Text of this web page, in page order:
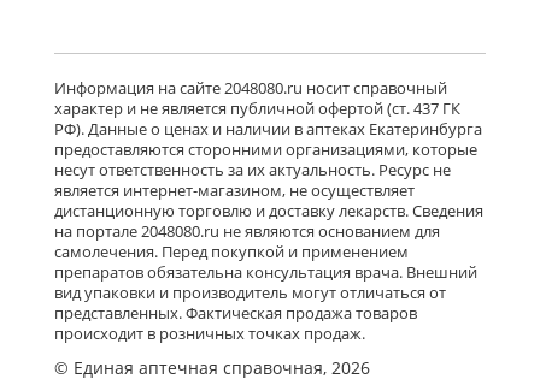
Гленцет (таблетки покрытые
пленочной оболочкой 5 мг N10)
Гленмарк Дженерикс Лимитед -
Индия
Нет в аптеках города
Гленцет (таблетки покрытые
пленочной оболочкой 5 мг N14)
Гленмарк Дженерикс Лимитед -
Индия
Нет в аптеках города
Информация на сайте 2048080.ru носит справочный
характер и не является публичной офертой (ст. 437 ГК
РФ). Данные о ценах и наличии в аптеках Екатеринбурга
предоставляются сторонними организациями, которые
несут ответственность за их актуальность. Ресурс не
является интернет-магазином, не осуществляет
дистанционную торговлю и доставку лекарств. Сведения
на портале 2048080.ru не являются основанием для
самолечения. Перед покупкой и применением
препаратов обязательна консультация врача. Внешний
вид упаковки и производитель могут отличаться от
представленных. Фактическая продажа товаров
происходит в розничных точках продаж.
© Единая аптечная справочная, 2026